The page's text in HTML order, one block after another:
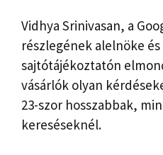
Vidhya Srinivasan, a
részlegének alelnöke
sajtótájékoztatón
vásárlók olyan
23-szor hosszabbak,
kereséseknél.